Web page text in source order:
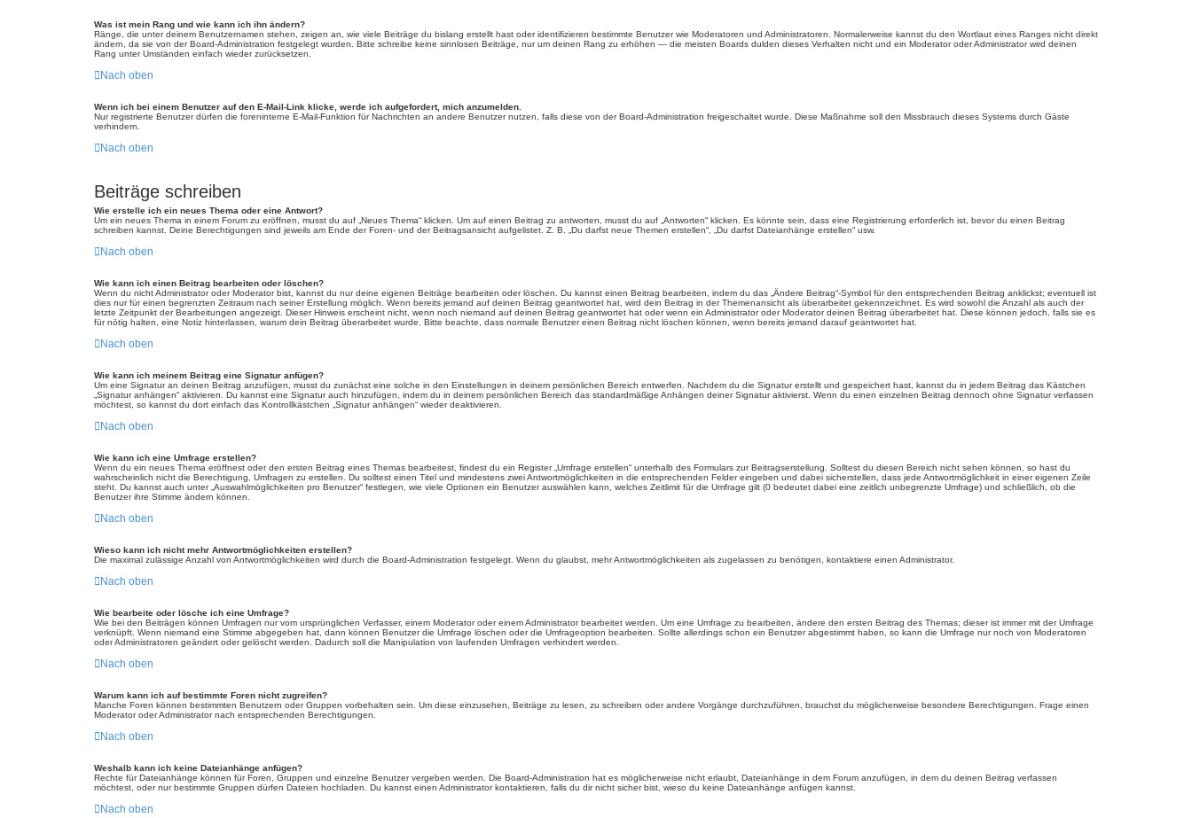
Was ist mein Rang und wie kann ich ihn ändern?
Ränge, die unter deinem Benutzernamen stehen, zeigen an, wie viele Beiträge du bislang erstellt hast oder identifizieren bestimmte Benutzer wie Moderatoren und Administratoren. Normalerweise kannst du den Wortlaut eines Ranges nicht direkt
ändern, da sie von der Board-Administration festgelegt wurden. Bitte schreibe keine sinnlosen Beiträge, nur um deinen Rang zu erhöhen — die meisten Boards dulden dieses Verhalten nicht und ein Moderator oder Administrator wird deinen
Rang unter Umständen einfach wieder zurücksetzen.
Nach oben
Wenn ich bei einem Benutzer auf den E-Mail-Link klicke, werde ich aufgefordert, mich anzumelden.
Nur registrierte Benutzer dürfen die foreninterne E-Mail-Funktion für Nachrichten an andere Benutzer nutzen, falls diese von der Board-Administration freigeschaltet wurde. Diese Maßnahme soll den Missbrauch dieses Systems durch Gäste
verhindern.
Nach oben
Beiträge schreiben
Wie erstelle ich ein neues Thema oder eine Antwort?
Um ein neues Thema in einem Forum zu eröffnen, musst du auf „Neues Thema“ klicken. Um auf einen Beitrag zu antworten, musst du auf „Antworten“ klicken. Es könnte sein, dass eine Registrierung erforderlich ist, bevor du einen Beitrag
schreiben kannst. Deine Berechtigungen sind jeweils am Ende der Foren- und der Beitragsansicht aufgelistet. Z. B. „Du darfst neue Themen erstellen“, „Du darfst Dateianhänge erstellen“ usw.
Nach oben
Wie kann ich einen Beitrag bearbeiten oder löschen?
Wenn du nicht Administrator oder Moderator bist, kannst du nur deine eigenen Beiträge bearbeiten oder löschen. Du kannst einen Beitrag bearbeiten, indem du das „Ändere Beitrag“-Symbol für den entsprechenden Beitrag anklickst; eventuell ist
dies nur für einen begrenzten Zeitraum nach seiner Erstellung möglich. Wenn bereits jemand auf deinen Beitrag geantwortet hat, wird dein Beitrag in der Themenansicht als überarbeitet gekennzeichnet. Es wird sowohl die Anzahl als auch der
letzte Zeitpunkt der Bearbeitungen angezeigt. Dieser Hinweis erscheint nicht, wenn noch niemand auf deinen Beitrag geantwortet hat oder wenn ein Administrator oder Moderator deinen Beitrag überarbeitet hat. Diese können jedoch, falls sie es
für nötig halten, eine Notiz hinterlassen, warum dein Beitrag überarbeitet wurde. Bitte beachte, dass normale Benutzer einen Beitrag nicht löschen können, wenn bereits jemand darauf geantwortet hat.
Nach oben
Wie kann ich meinem Beitrag eine Signatur anfügen?
Um eine Signatur an deinen Beitrag anzufügen, musst du zunächst eine solche in den Einstellungen in deinem persönlichen Bereich entwerfen. Nachdem du die Signatur erstellt und gespeichert hast, kannst du in jedem Beitrag das Kästchen
„Signatur anhängen“ aktivieren. Du kannst eine Signatur auch hinzufügen, indem du in deinem persönlichen Bereich das standardmäßige Anhängen deiner Signatur aktivierst. Wenn du einen einzelnen Beitrag dennoch ohne Signatur verfassen
möchtest, so kannst du dort einfach das Kontrollkästchen „Signatur anhängen“ wieder deaktivieren.
Nach oben
Wie kann ich eine Umfrage erstellen?
Wenn du ein neues Thema eröffnest oder den ersten Beitrag eines Themas bearbeitest, findest du ein Register „Umfrage erstellen“ unterhalb des Formulars zur Beitragserstellung. Solltest du diesen Bereich nicht sehen können, so hast du
wahrscheinlich nicht die Berechtigung, Umfragen zu erstellen. Du solltest einen Titel und mindestens zwei Antwortmöglichkeiten in die entsprechenden Felder eingeben und dabei sicherstellen, dass jede Antwortmöglichkeit in einer eigenen Zeile
steht. Du kannst auch unter „Auswahlmöglichkeiten pro Benutzer“ festlegen, wie viele Optionen ein Benutzer auswählen kann, welches Zeitlimit für die Umfrage gilt (0 bedeutet dabei eine zeitlich unbegrenzte Umfrage) und schließlich, ob die
Benutzer ihre Stimme ändern können.
Nach oben
Wieso kann ich nicht mehr Antwortmöglichkeiten erstellen?
Die maximal zulässige Anzahl von Antwortmöglichkeiten wird durch die Board-Administration festgelegt. Wenn du glaubst, mehr Antwortmöglichkeiten als zugelassen zu benötigen, kontaktiere einen Administrator.
Nach oben
Wie bearbeite oder lösche ich eine Umfrage?
Wie bei den Beiträgen können Umfragen nur vom ursprünglichen Verfasser, einem Moderator oder einem Administrator bearbeitet werden. Um eine Umfrage zu bearbeiten, ändere den ersten Beitrag des Themas; dieser ist immer mit der Umfrage
verknüpft. Wenn niemand eine Stimme abgegeben hat, dann können Benutzer die Umfrage löschen oder die Umfrageoption bearbeiten. Sollte allerdings schon ein Benutzer abgestimmt haben, so kann die Umfrage nur noch von Moderatoren
oder Administratoren geändert oder gelöscht werden. Dadurch soll die Manipulation von laufenden Umfragen verhindert werden.
Nach oben
Warum kann ich auf bestimmte Foren nicht zugreifen?
Manche Foren können bestimmten Benutzern oder Gruppen vorbehalten sein. Um diese einzusehen, Beiträge zu lesen, zu schreiben oder andere Vorgänge durchzuführen, brauchst du möglicherweise besondere Berechtigungen. Frage einen
Moderator oder Administrator nach entsprechenden Berechtigungen.
Nach oben
Weshalb kann ich keine Dateianhänge anfügen?
Rechte für Dateianhänge können für Foren, Gruppen und einzelne Benutzer vergeben werden. Die Board-Administration hat es möglicherweise nicht erlaubt, Dateianhänge in dem Forum anzufügen, in dem du deinen Beitrag verfassen
möchtest, oder nur bestimmte Gruppen dürfen Dateien hochladen. Du kannst einen Administrator kontaktieren, falls du dir nicht sicher bist, wieso du keine Dateianhänge anfügen kannst.
Nach oben